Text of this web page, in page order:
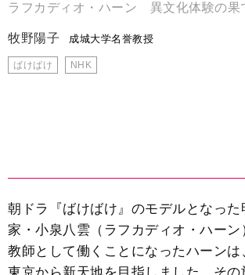
ラフカディオ・ハーン 異文化体験の果
牧野陽子 成城大学名誉教授
ばけばけ NHK
朝ドラ『ばけばけ』のモデルとなった
家・小泉八雲（ラフカディオ・ハー
教師として働くことになったハーン
東京から新天地を目指しました。そ